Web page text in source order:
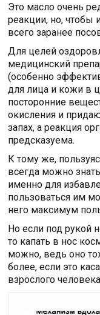
Это масло очень
реакции, но, чтобы
всего заранее
Для целей
медицинский
(особенно
для лица и кожи в
посторонние
окисления и
запах, а реакция
предсказуема.
К тому же,
всегда можно
именно для
пользоваться им
него максимум
Но если под рукой
то капать в нос
можно, ведь оно
более, если это
взрослого